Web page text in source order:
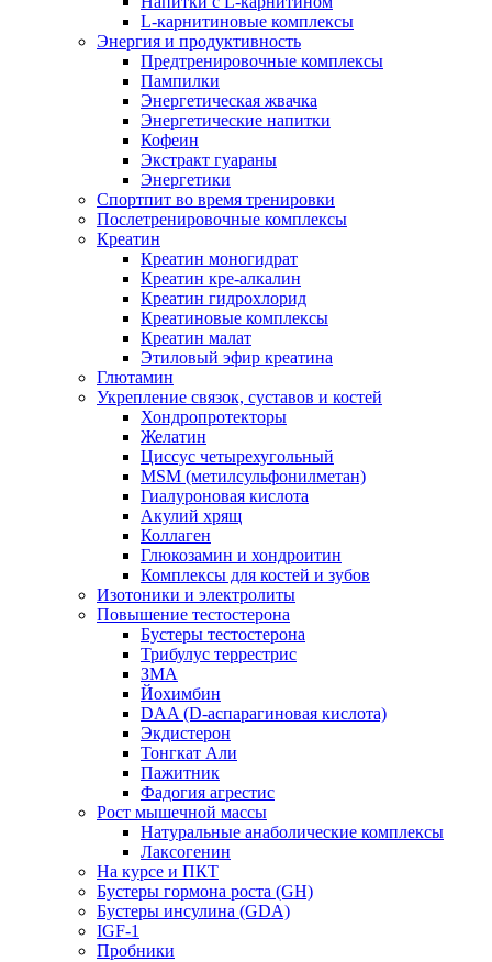
L-карнитиновые комплексы
Энергия и продуктивность
Предтренировочные комплексы
Пампилки
Энергетическая жвачка
Энергетические напитки
Кофеин
Экстракт гуараны
Энергетики
Спортпит во время тренировки
Послетренировочные комплексы
Креатин
Креатин моногидрат
Креатин кре-алкалин
Креатин гидрохлорид
Креатиновые комплексы
Креатин малат
Этиловый эфир креатина
Глютамин
Укрепление связок, суставов и костей
Хондропротекторы
Желатин
Циссус четырехугольный
MSM (метилсульфонилметан)
Гиалуроновая кислота
Акулий хрящ
Коллаген
Глюкозамин и хондроитин
Комплексы для костей и зубов
Изотоники и электролиты
Повышение тестостерона
Бустеры тестостерона
Трибулус террестрис
ЗМА
Йохимбин
DAA (D-аспарагиновая кислота)
Экдистерон
Тонгкат Али
Пажитник
Фадогия агрестис
Рост мышечной массы
Натуральные анаболические комплексы
Лаксогенин
На курсе и ПКТ
Бустеры гормона роста (GH)
Бустеры инсулина (GDA)
IGF-1
Пробники